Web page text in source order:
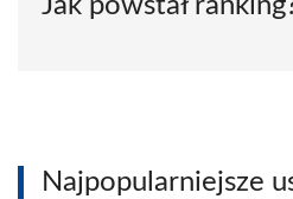
Jak powstał
Najpopularniejsze